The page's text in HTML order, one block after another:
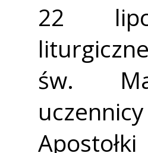
22
św.